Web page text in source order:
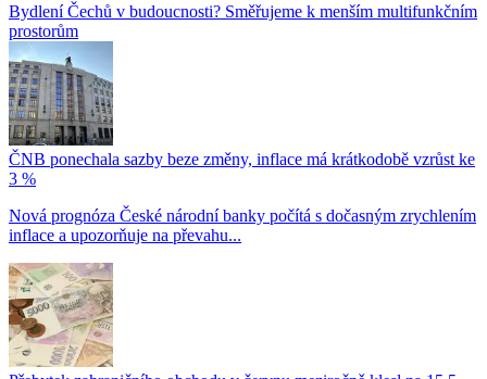
Bydlení Čechů v budoucnosti? Směřujeme k menším multifunkčním
prostorům
ČNB ponechala sazby beze změny, inflace má krátkodobě vzrůst ke
3 %
Nová prognóza České národní banky počítá s dočasným zrychlením
inflace a upozorňuje na převahu...